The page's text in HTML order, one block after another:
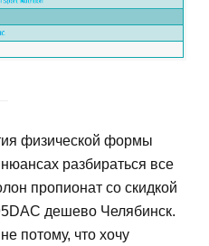
физической формы
разбираться все
пропионат со скидкой
дешево Челябинск.
потому, что хочу